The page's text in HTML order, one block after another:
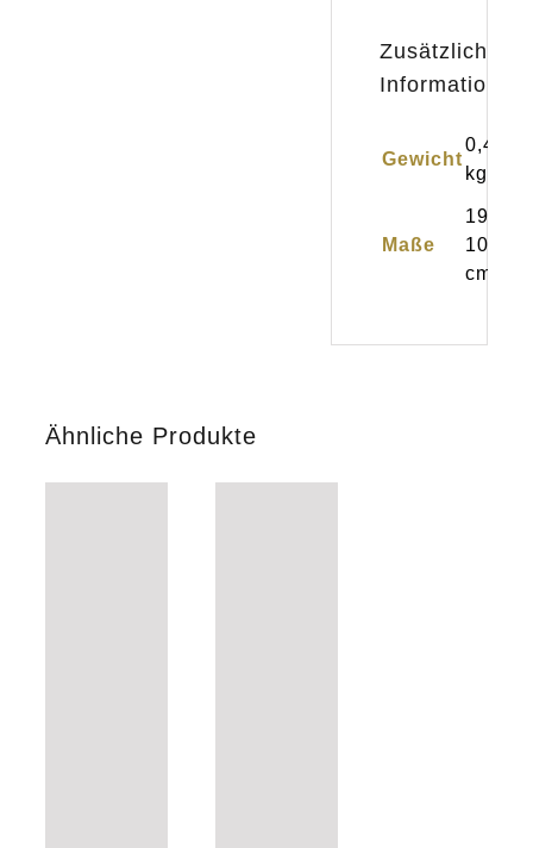
Zusätzliche
Informationen
Gewicht
0,400
kg
Maße
190 ×
100
cm
Ähnliche Produkte